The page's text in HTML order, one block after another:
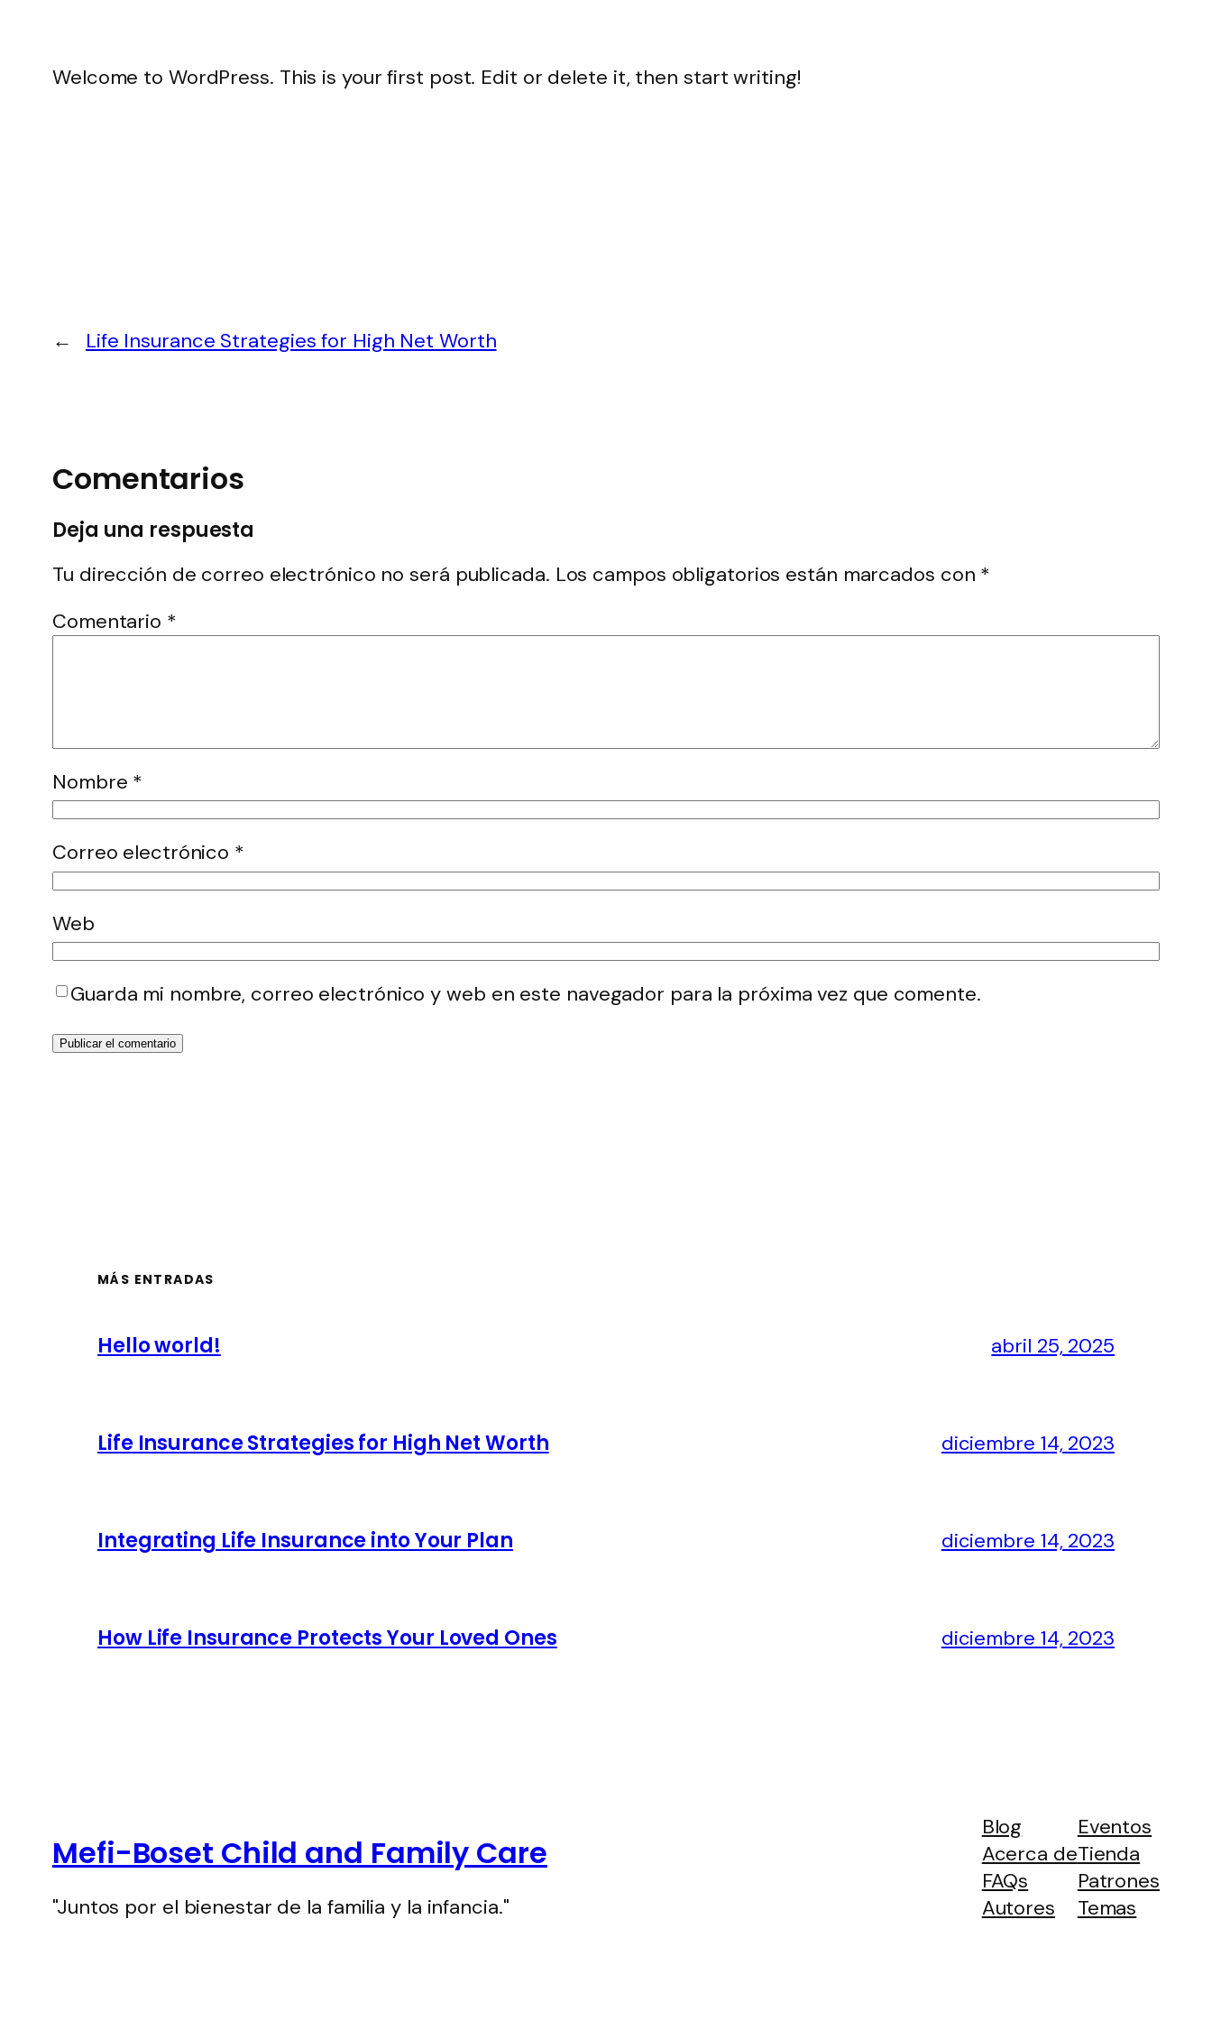
Welcome to WordPress. This is your first post. Edit or delete it, then start writing!
← Life Insurance Strategies for High Net Worth
Comentarios
Deja una respuesta
Tu dirección de correo electrónico no será publicada. Los campos obligatorios están marcados con *
Comentario *
Nombre *
Correo electrónico *
Web
Guarda mi nombre, correo electrónico y web en este navegador para la próxima vez que comente.
MÁS ENTRADAS
Hello world! abril 25, 2025
Life Insurance Strategies for High Net Worth diciembre 14, 2023
Integrating Life Insurance into Your Plan diciembre 14, 2023
How Life Insurance Protects Your Loved Ones diciembre 14, 2023
Mefi-Boset Child and Family Care
"Juntos por el bienestar de la familia y la infancia."
Blog
Acerca de
FAQs
Autores
Eventos
Tienda
Patrones
Temas